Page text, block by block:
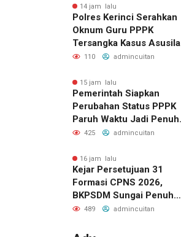
14 jam lalu
Polres Kerinci Serahkan
Oknum Guru PPPK
Tersangka Kasus Asusila
ke Kejaksaan
110 admincuitan
15 jam lalu
Pemerintah Siapkan
Perubahan Status PPPK
Paruh Waktu Jadi Penuh
Waktu di Kemenag Kerinci
425 admincuitan
16 jam lalu
Kejar Persetujuan 31
Formasi CPNS 2026,
BKPSDM Sungai Penuh
Datangi KemenPAN-RB
489 admincuitan